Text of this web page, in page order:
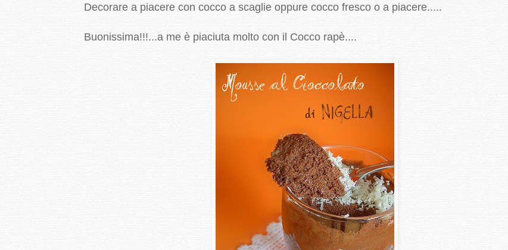
Decorare a piacere con cocco a scaglie oppure cocco fresco o a piacere.....
Buonissima!!!...a me è piaciuta molto con il Cocco rapè....